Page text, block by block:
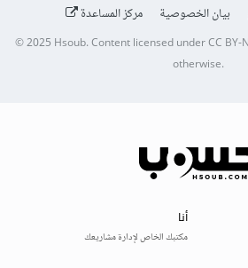
بيان الخصوصية مركز المساعدة
© 2025Hsoub.Content licensed underCC
otherwise.